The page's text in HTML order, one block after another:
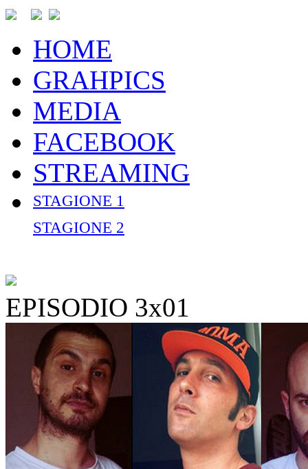
HOME
GRAHPICS
MEDIA
FACEBOOK
STREAMING
STAGIONE 1
STAGIONE 2
EPISODIO 3x01